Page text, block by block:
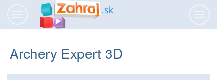
navigáciu
Archery Expert 3D